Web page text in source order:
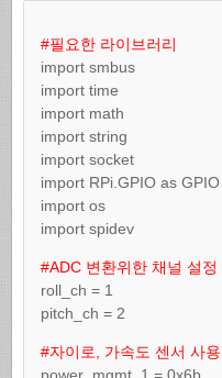
#필요한 라이브러리
import smbus
import time
import math
import string
import socket
import RPi.GPIO as GPIO
import os
import spidev
#ADC 변환위한 채널 설정
roll_ch = 1
pitch_ch = 2
#자이로, 가속도 센서 사
power_mgmt_1 = 0x6b